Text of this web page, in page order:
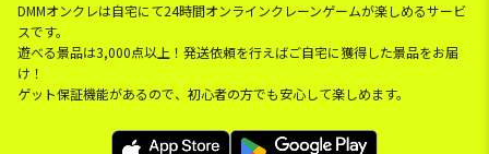
DMMオンクレは自宅にて24時間オンラインクレーンゲームが楽しめるサービ
スです。
遊べる景品は3,000点以上！発送依頼を行えばご自宅に獲得した景品をお届
け！
ゲット保証機能があるので、初心者の方でも安心して楽しめます。